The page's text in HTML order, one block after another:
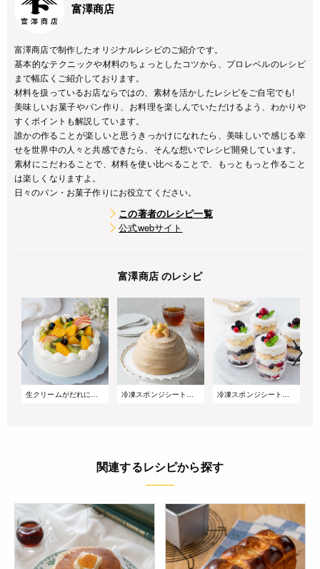
富澤商店
富澤商店で制作したオリジナルレシピのご紹介です。
基本的なテクニックや材料のちょっとしたコツから、プロレベルのレシピ
まで幅広くご紹介しております。
材料を扱っているお店ならではの、素材を活かしたレシピをご自宅でも!
美味しいお菓子やパン作り、お料理を楽しんでいただけるよう、わかりや
すくポイントも解説しています。
誰かの作ることが楽しいと思うきっかけになれたら、美味しいで感じる幸
せを世界中の人々と共感できたら、そんな想いでレシピ開発しています。
素材にこだわることで、材料を使い比べることで、もっともっと作ること
は楽しくなりますよ。
日々のパン・お菓子作りにお役立てください。
この著者のレシピ一覧
公式webサイト
富澤商店 のレシピ
生クリームがだれにくい!サマーショートケーキ 冷凍スポンジシートで簡単!桃とアールグレイのズコットケーキ 冷凍スポンジシートで簡単!重ねるだけのベリーグラスケーキ
関連するレシピから探す